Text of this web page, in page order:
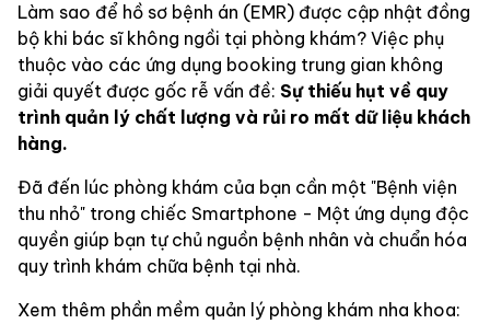
Làm sao để hồ sơ bệnh án (EMR) được cập nhật đồng
bộ khi bác sĩ không ngồi tại phòng khám? Việc phụ
thuộc vào các ứng dụng booking trung gian không
giải quyết được gốc rễ vấn đề: Sự thiếu hụt về quy
trình quản lý chất lượng và rủi ro mất dữ liệu khách
hàng.
Đã đến lúc phòng khám của bạn cần một "Bệnh viện
thu nhỏ" trong chiếc Smartphone - Một ứng dụng độc
quyền giúp bạn tự chủ nguồn bệnh nhân và chuẩn hóa
quy trình khám chữa bệnh tại nhà.
Xem thêm phần mềm quản lý phòng khám nha khoa: